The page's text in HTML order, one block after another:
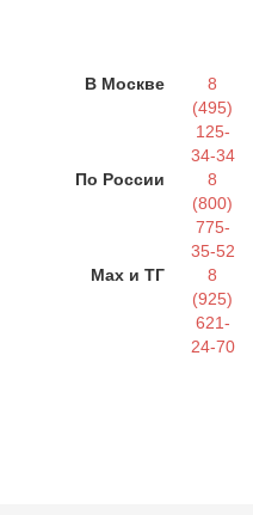
В Москве
8
(495)
125-
34-34
По России
8
(800)
775-
35-52
Max и ТГ
8
(925)
621-
24-70